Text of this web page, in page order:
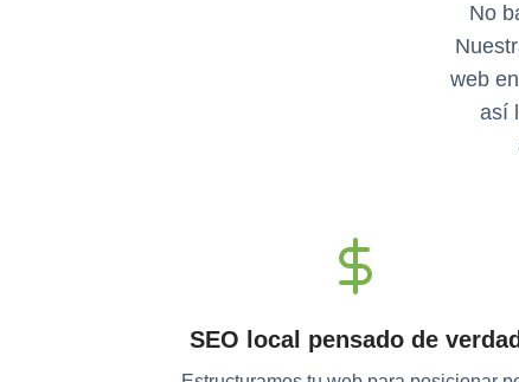
No
web
así
SEO local pensado de verdad